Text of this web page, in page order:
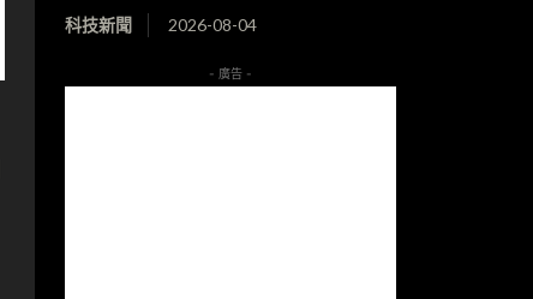
科技新聞 2026-08-04
- 廣告 -